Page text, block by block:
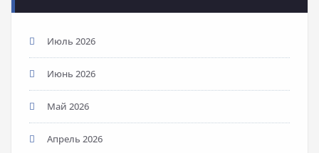
Июль 2026
Июнь 2026
Май 2026
Апрель 2026